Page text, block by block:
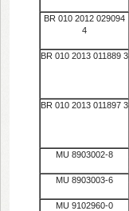
BR 010 2012 029094
4
BR 010 2013 011889 3
BR 010 2013 011897 3
MU 8903002-8
MU 8903003-6
MU 9102960-0